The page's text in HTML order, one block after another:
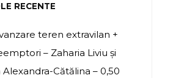
RECENTE
teren extravilan +
– Zaharia Liviu și
Alexandra-Cătălina – 0,50